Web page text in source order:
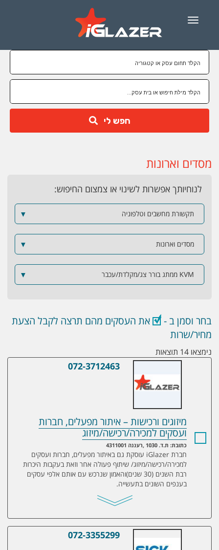
Menu
חפש לי
מסדים וארונות
לנוחיותך אפשרות לשינוי או צמצום החיפוש:
תקשורת מחשבים וטלפוניה ▼
מסדים וארונות ▼
KVM ממתג בורר צג/מקלדת/עכבר ▼
בחר וסמן ב -
את העסקים מהם תרצה לקבל הצעת
מחיר/שרות
נימצאו 14 תוצאות
מיזוגים ורכישות – איתור מפעלים, חברות
072-3712463
מיזוגים ורכישות – איתור מפעלים, חברות
ועסקים למכירה/רכישה/מיזוג
כתובת: ת.ד. 1030 ,רעננה 4311001
חברת iGlazer עוסקת גם באיתור מפעלים, חברות ועסקים
למכירה/רכישה/מיזוג/ שיתוף פעולה אחר וזאת בעקבות היכרות
רבת השנים (30 שנים)והאמון שנרכש עם אותם אלפי עסקים
בענפים השונים בתעשייה.
זיק סנסורס בע"מ
072-3355299